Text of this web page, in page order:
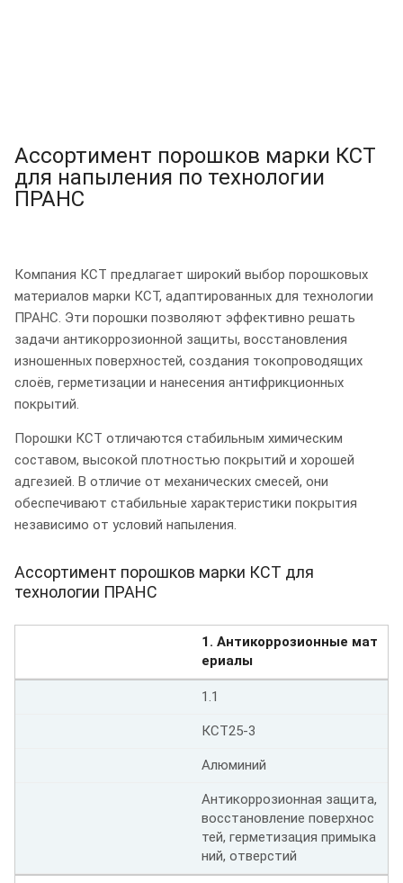
Ассортимент порошков марки КСТ
для напыления по технологии
ПРАНС
Компания КСТ предлагает широкий выбор порошковых
материалов марки КСТ, адаптированных для технологии
ПРАНС. Эти порошки позволяют эффективно решать
задачи антикоррозионной защиты, восстановления
изношенных поверхностей, создания токопроводящих
слоёв, герметизации и нанесения антифрикционных
покрытий.
Порошки КСТ отличаются стабильным химическим
составом, высокой плотностью покрытий и хорошей
адгезией. В отличие от механических смесей, они
обеспечивают стабильные характеристики покрытия
независимо от условий напыления.
Ассортимент порошков марки КСТ для
технологии ПРАНС
1. Антикоррозионные мат
ериалы
1.1
КСТ25-3
Алюминий
Антикоррозионная защита,
восстановление поверхнос
тей, герметизация примыка
ний, отверстий